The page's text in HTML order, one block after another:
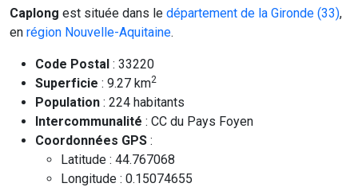
Caplong est située dans le département de la Gironde (33),
en région Nouvelle-Aquitaine.
Code Postal : 33220
Superficie : 9.27 km2
Population : 224 habitants
Intercommunalité : CC du Pays Foyen
Coordonnées GPS :
Latitude : 44.767068
Longitude : 0.15074655